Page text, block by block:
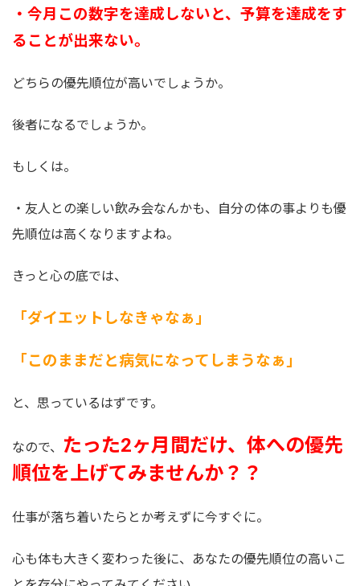
・今月この数字を達成しないと、予算を達成をす
ることが出来ない。
どちらの優先順位が高いでしょうか。
後者になるでしょうか。
もしくは。
・友人との楽しい飲み会なんかも、自分の体の事よりも優
先順位は高くなりますよね。
きっと心の底では、
「ダイエットしなきゃなぁ」
「このままだと病気になってしまうなぁ」
と、思っているはずです。
なので、
たった2ヶ月間だけ、体への優先
順位を上げてみませんか？？
仕事が落ち着いたらとか考えずに今すぐに。
心も体も大きく変わった後に、あなたの優先順位の高いこ